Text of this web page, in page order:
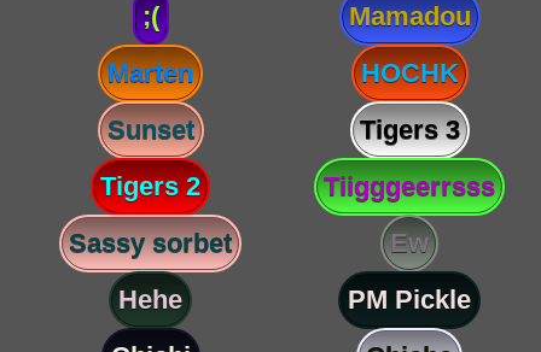
;(
Mamadou
Marten
HOCHK
Sunset
Tigers 3
Tigers 2
Tiigggeerrsss
Sassy sorbet
Ew
Hehe
PM Pickle